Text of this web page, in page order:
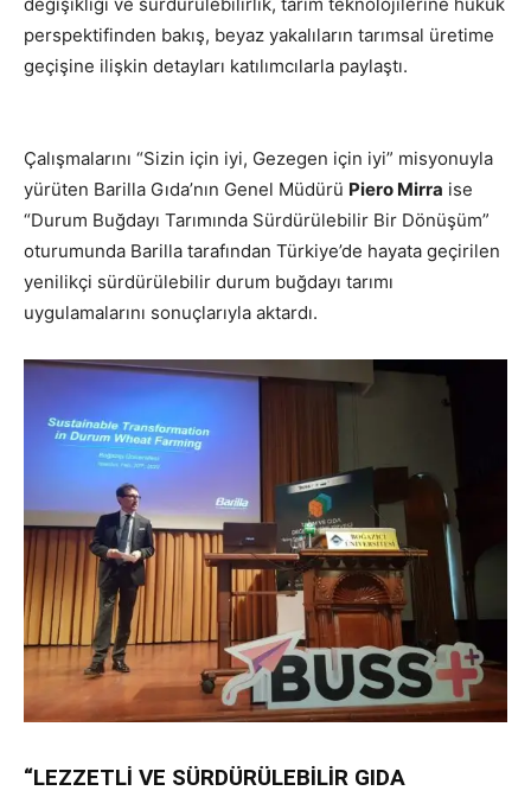
perspektifinden bakış, beyaz yakalıların tarımsal üretime
geçişine ilişkin detayları katılımcılarla paylaştı.
Çalışmalarını “Sizin için iyi, Gezegen için iyi” misyonuyla
yürüten Barilla Gıda’nın Genel Müdürü Piero Mirra ise
“Durum Buğdayı Tarımında Sürdürülebilir Bir Dönüşüm”
oturumunda Barilla tarafından Türkiye’de hayata geçirilen
yenilikçi sürdürülebilir durum buğdayı tarımı
uygulamalarını sonuçlarıyla aktardı.
“LEZZETLİ VE SÜRDÜRÜLEBİLİR GIDA